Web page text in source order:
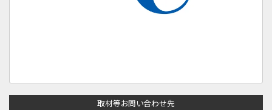
取材等お問い合わせ先